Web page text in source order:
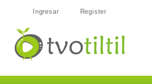
Ingresar Register